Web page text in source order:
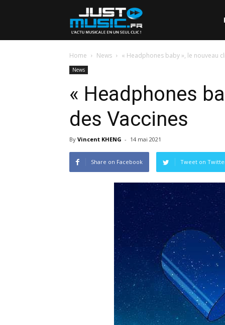
Home News « Headphones baby », le nouveau
News
« Headphones
des Vaccines
By Vincent KHENG - 14 mai 2021
Share on Facebook Tweet on